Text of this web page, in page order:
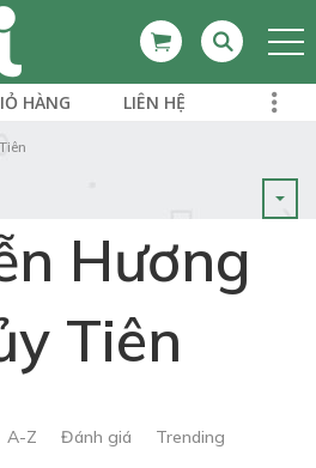
HÀNG LIÊN HỆ
Hương
Tiên
A-Z Đánh giá Trending